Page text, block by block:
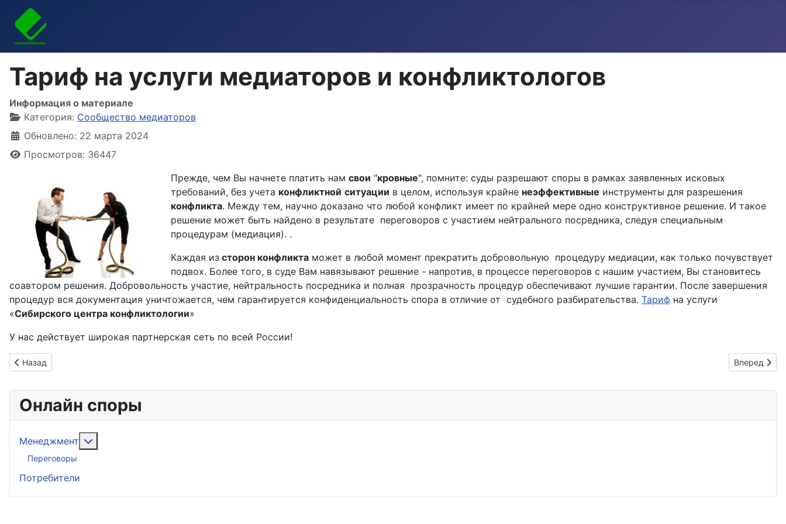
Тариф на услуги медиаторов и конфликтологов
Информация о материале
Категория: Сообщество медиаторов
Обновлено: 22 марта 2024
Просмотров: 36447
Прежде, чем Вы начнете платить нам свои "кровные", помните: суды разрешают споры в рамках заявленных исковых
требований, без учета конфликтной ситуации в целом, используя крайне неэффективные инструменты для разрешения
конфликта. Между тем, научно доказано что любой конфликт имеет по крайней мере одно конструктивное решение. И такое
решение может быть найдено в результате переговоров с участием нейтрального посредника, следуя специальным
процедурам (медиация). .
Каждая из сторон конфликта может в любой момент прекратить добровольную процедуру медиации, как только почувствует
подвох. Более того, в суде Вам навязывают решение - напротив, в процессе переговоров с нашим участием, Вы становитесь
соавтором решения. Добровольность участие, нейтральность посредника и полная прозрачность процедур обеспечивают лучшие гарантии. После завершения
процедур вся документация уничтожается, чем гарантируется конфиденциальность спора в отличие от судебного разбирательства. Тариф на услуги
«Сибирского центра конфликтологии»
У нас действует широкая партнерская сеть по всей России!
Предыдущий: Сотрудничество с Федеральными университетами
Назад Следующий:
Вперед
Онлайн споры
Менеджмент
Переговоры
Потребители